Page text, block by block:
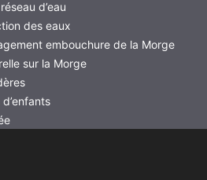
d’eau
des eaux
embouchure de la Morge
sur la Morge